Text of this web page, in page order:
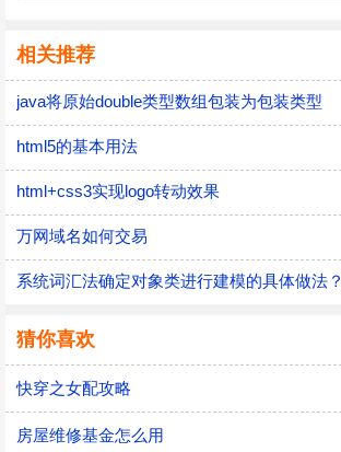
相关推荐
java将原始double类型数组包装为包装类型
html5的基本用法
html+css3实现logo转动效果
万网域名如何交易
系统词汇法确定对象类进行建模的具体做法？
猜你喜欢
快穿之女配攻略
房屋维修基金怎么用